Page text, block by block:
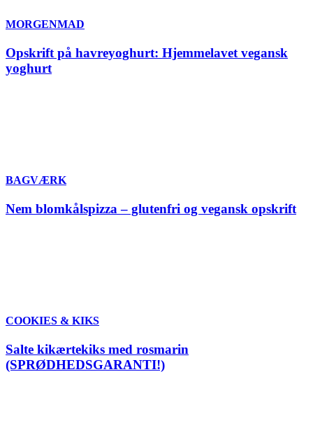
MORGENMAD
Opskrift på havreyoghurt: Hjemmelavet vegansk
yoghurt
BAGVÆRK
Nem blomkålspizza – glutenfri og vegansk opskrift
COOKIES & KIKS
Salte kikærtekiks med rosmarin
(SPRØDHEDSGARANTI!)